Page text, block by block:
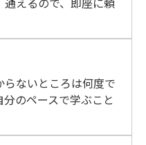
ないところは何度で
のペースで学ぶこと